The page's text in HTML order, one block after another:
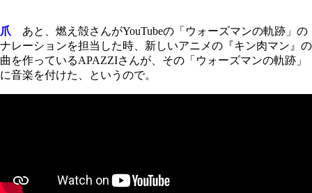
爪 あと、燃え殻さんがYouTubeの「ウォーズマンの軌跡」の
ナレーションを担当した時、新しいアニメの『キン肉マン』の
曲を作っているAPAZZIさんが、その「ウォーズマンの軌跡」
に音楽を付けた、というので。